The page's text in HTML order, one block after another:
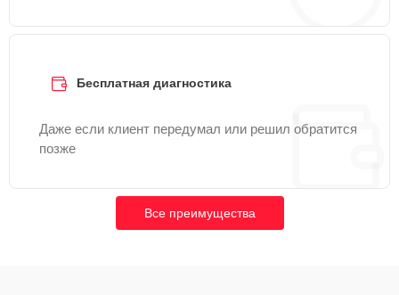
Бесплатная диагностика
Даже если клиент передумал или решил обратится
позже
Все преимущества